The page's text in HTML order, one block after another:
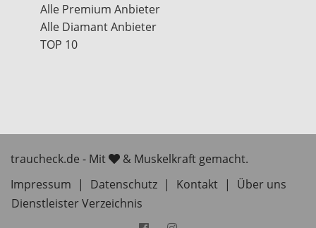
Alle Premium Anbieter
Alle Diamant Anbieter
TOP 10
traucheck.de - Mit
& Muskelkraft gemacht.
Impressum
| Datenschutz | Kontakt |
Über uns
Dienstleister Verzeichnis